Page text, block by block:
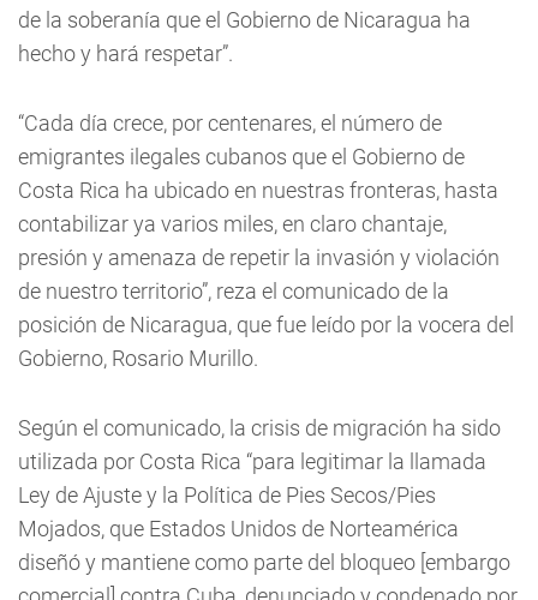
de la soberanía que el Gobierno de Nicaragua ha
hecho y hará respetar”.
“Cada día crece, por centenares, el número de
emigrantes ilegales cubanos que el Gobierno de
Costa Rica ha ubicado en nuestras fronteras, hasta
contabilizar ya varios miles, en claro chantaje,
presión y amenaza de repetir la invasión y violación
de nuestro territorio”, reza el comunicado de la
posición de Nicaragua, que fue leído por la vocera del
Gobierno, Rosario Murillo.
Según el comunicado, la crisis de migración ha sido
utilizada por Costa Rica “para legitimar la llamada
Ley de Ajuste y la Política de Pies Secos/Pies
Mojados, que Estados Unidos de Norteamérica
diseñó y mantiene como parte del bloqueo [embargo